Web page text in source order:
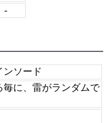
-
ンソード
毎に、雷がランダムで